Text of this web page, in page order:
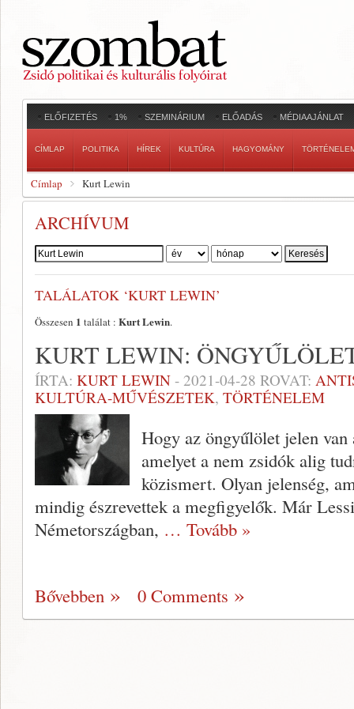
ELŐFIZETÉS 1% SZEMINÁRIUM ELŐADÁS MÉDIAAJÁNLAT
CÍMLAP POLITIKA HÍREK KULTÚRA HAGYOMÁNY
Címlap Kurt Lewin
ARCHÍVUM
Szerző:
TALÁLATOK ‘KURT LEWIN’
Összesen 1 találat : Kurt Lewin.
KURT LEWIN:
ÍRTA: KURT LEWIN - 2021-04-28 ROVAT:
KULTÚRA-MŰVÉSZETEK, TÖRTÉNELEM
Hogy az öngyűlölet jelen
amelyet a nem zsidók alig
közismert. Olyan jelenség,
mindig észrevettek a megfigyelők. Már
Németországban, … Tovább »
Bővebben 0 Comments